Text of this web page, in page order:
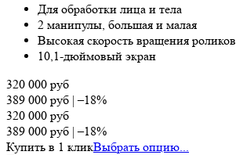
Для обработки лица и тела
2 манипулы, большая и малая
Высокая скорость вращения роликов
10,1-дюймовый экран
320 000 руб
389 000 руб |–18%
320 000 руб
389 000 руб |–18%
Купить в 1 кликВыбрать опцию...